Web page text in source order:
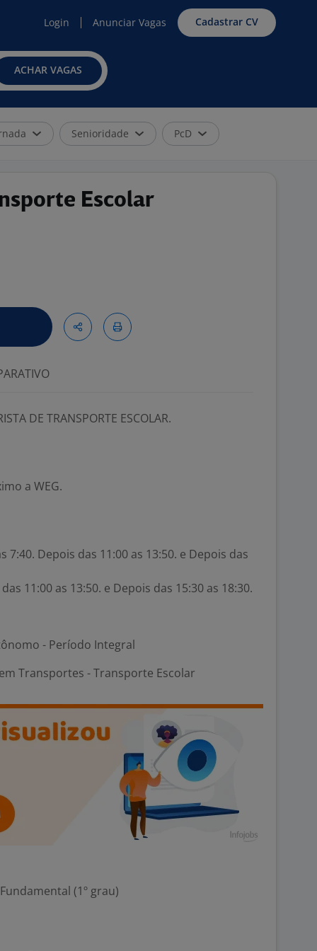
Login Anunciar Vagas Cadastrar CV
ACHAR VAGAS
Senioridade PcD
Escolar
DE TRANSPORTE ESCOLAR.
a WEG.
7:40. Depois das 11:00 as 13:50. e Depois das
11:00 as 13:50. e Depois das 15:30 as 18:30.
- Período Integral
Transportes - Transporte Escolar
(1º grau)